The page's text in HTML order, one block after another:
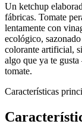
Un ketchup
fábricas. Tomate
lentamente con
ecológico,
colorante artificial,
algo que ya te
tomate.
Características